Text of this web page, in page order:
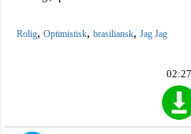
Rolig, Optimistisk, brasiliansk, Jag Jag
02:27